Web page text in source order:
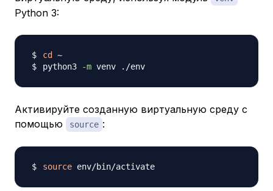
Python 3:
cd
python3
-m
Активируйте созданную виртуальную среду с
помощью
source :
source